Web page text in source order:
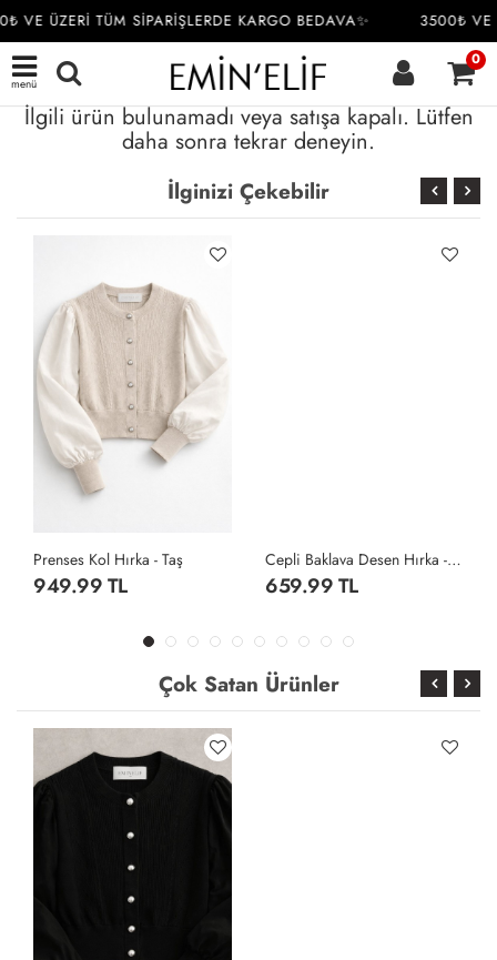
VE ÜZERİ TÜM SİPARİŞLERDE KARGO BEDAVA✨ 3500₺ VE
menü
0
İlgili ürün bulunamadı veya satışa kapalı. Lütfen
daha sonra tekrar deneyin.
İlginizi Çekebilir
Prenses Kol Hırka - Taş
949.99 TL
Cepli Baklava Desen Hırka - Gri
659.99 TL
Çok Satan Ürünler